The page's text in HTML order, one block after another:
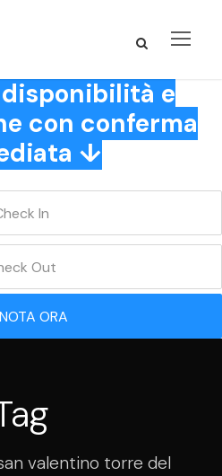
e
con conferma
↓
ORA
valentino torre del